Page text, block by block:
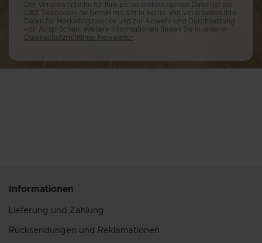
Der Verantwortliche für Ihre personenbezogenen Daten ist die
OBZ Topboden.de GmbH mit Sitz in Berlin. Wir verarbeiten Ihre
Daten für Marketingzwecke und zur Abwehr und Durchsetzung
von Ansprüchen. Weitere Informationen finden Sie in unserer
Datenschutzrichtlinie: Newsletter
Informationen
Lieferung und Zahlung
Rücksendungen und Reklamationen